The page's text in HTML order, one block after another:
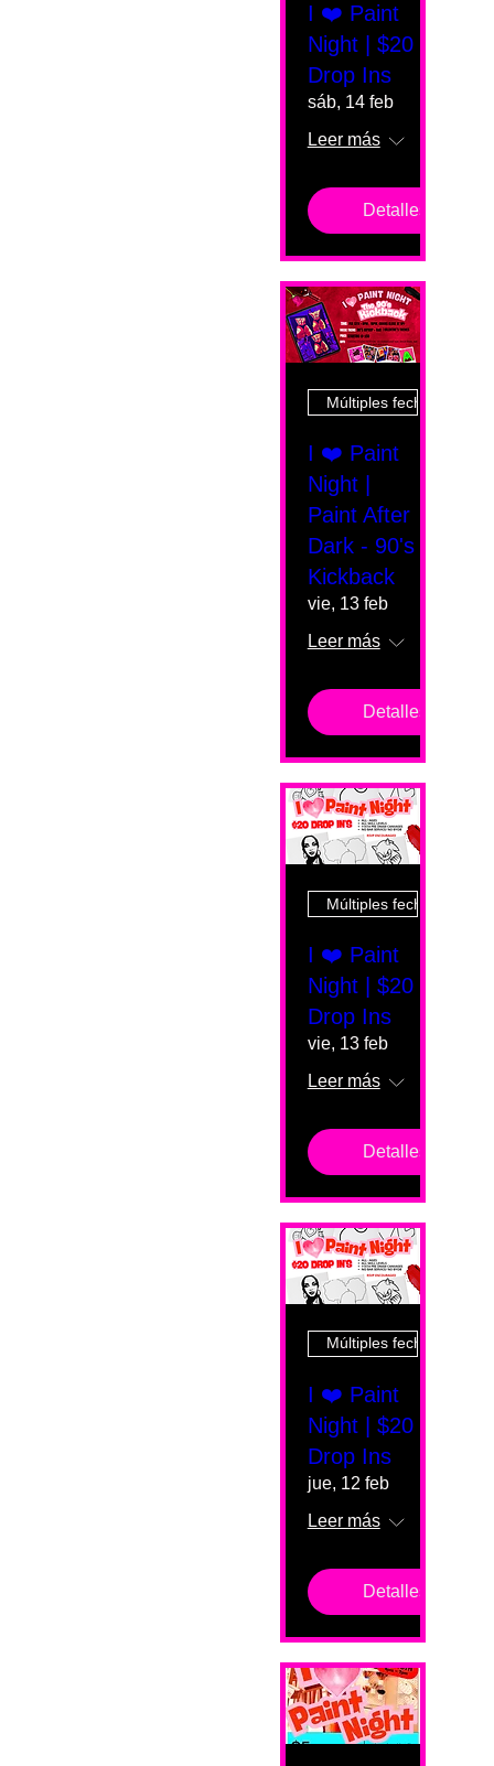
I ❤️ Paint
Night | $20
Drop Ins
sáb, 14 feb
Leer más
Detalles
Múltiples fechas
I ❤️ Paint
Night |
Paint After
Dark - 90's
Kickback
vie, 13 feb
Leer más
Detalles
Múltiples fechas
I ❤️ Paint
Night | $20
Drop Ins
vie, 13 feb
Leer más
Detalles
Múltiples fechas
I ❤️ Paint
Night | $20
Drop Ins
jue, 12 feb
Leer más
Detalles